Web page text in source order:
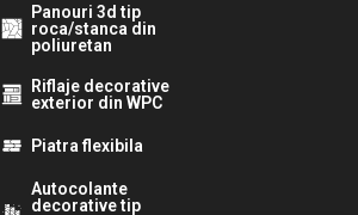
Panouri 3d tip
roca/stanca din
poliuretan
Riflaje decorative
exterior din WPC
Piatra flexibila
Autocolante
decorative tip